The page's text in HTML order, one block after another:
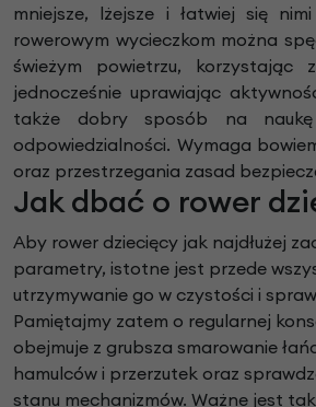
mniejsze, lżejsze i łatwiej się
rowerowym wycieczkom można
świeżym powietrzu,
jednocześnie uprawiając
także dobry sposób na naukę
odpowiedzialności. Wymaga
oraz przestrzegania zasad
Jak dbać o rower
Aby rower dziecięcy jak najdłużej
parametry, istotne jest przede
utrzymywanie go w czystości i
Pamiętajmy zatem o regularnej
obejmuje z grubsza smarowanie
hamulców i przerzutek oraz
stanu mechanizmów. Ważne jest